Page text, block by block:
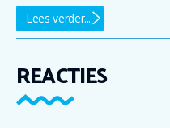
Lees verder...
REACTIES